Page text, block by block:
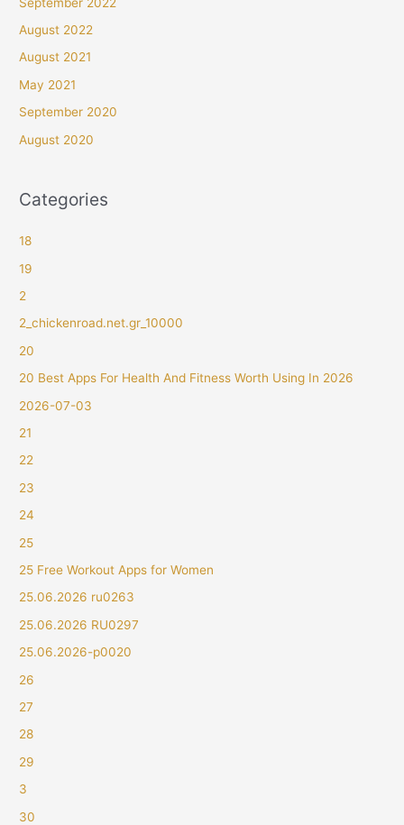
August 2022
August 2021
May 2021
September 2020
August 2020
Categories
18
19
2
2_chickenroad.net.gr_10000
20
20 Best Apps For Health And Fitness Worth Using In 2026
2026-07-03
21
22
23
24
25
25 Free Workout Apps for Women
25.06.2026 ru0263
25.06.2026 RU0297
25.06.2026-p0020
26
27
28
29
3
30